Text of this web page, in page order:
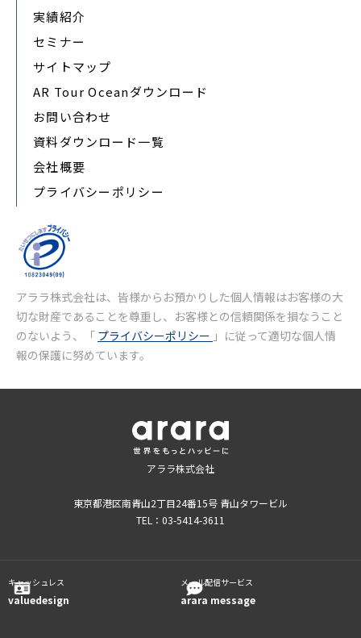
実績紹介
セミナー
サイトマップ
AR Tour Oceanダウンロード
お問い合わせ
資料ダウンロード一覧
会社概要
プライバシーポリシー
アララ株式会社は、皆様からお預かりした個人情報はお客様の大
切な財産であることを尊重し、お客様との信頼関係を損なうこと
のないよう、「 プライバシーポリシー 」に従って適切な個人情
報の保護に努めています。
アララ株式会社
東京都港区南青山2丁目24番15号 青山タワービル
TEL：03-5414-3611
キャッシュレス
valuedesign
メール配信サービス
arara message